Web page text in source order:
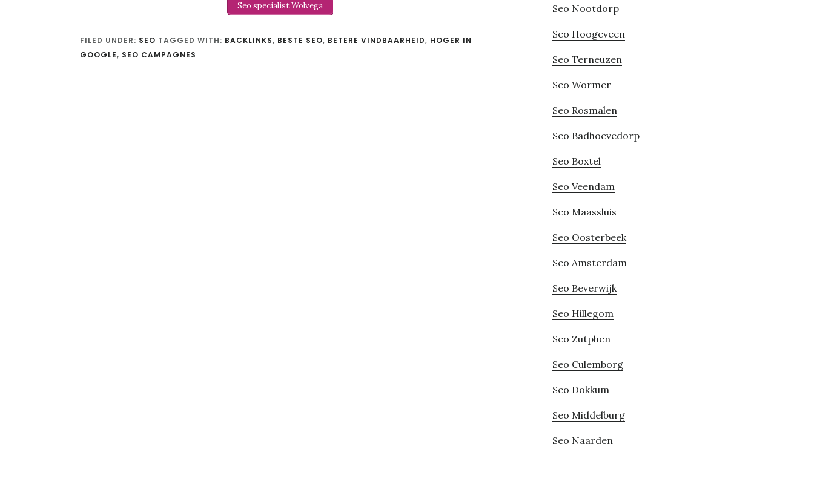
Seo specialist Wolvega
FILED UNDER: SEO TAGGED WITH: BACKLINKS, BESTE SEO, BETERE VINDBAARHEID, HOGER IN
GOOGLE, SEO CAMPAGNES
Seo Nootdorp
Seo Hoogeveen
Seo Terneuzen
Seo Wormer
Seo Rosmalen
Seo Badhoevedorp
Seo Boxtel
Seo Veendam
Seo Maassluis
Seo Oosterbeek
Seo Amsterdam
Seo Beverwijk
Seo Hillegom
Seo Zutphen
Seo Culemborg
Seo Dokkum
Seo Middelburg
Seo Naarden